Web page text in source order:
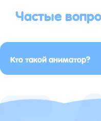
Частые
Кто такой аниматор?